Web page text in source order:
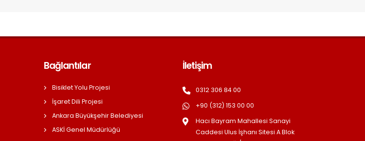
Bağlantılar
Bisiklet Yolu Projesi
İşaret Dili Projesi
Ankara Büyükşehir Belediyesi
ASKİ Genel Müdürlüğü
İletişim
0312 306 84 00
+90 (312) 153 00 00
Hacı Bayram Mahallesi Sanayi
Caddesi Ulus İşhanı Sitesi A Blok